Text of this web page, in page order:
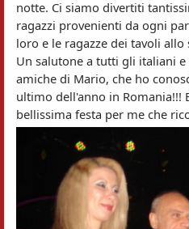
notte. Ci siamo divertiti
ragazzi provenienti da ogni
loro e le ragazze dei tavoli allo
Un salutone a tutti gli italiani e
amiche di Mario, che ho
ultimo dell'anno in Romania!!!
bellissima festa per me che